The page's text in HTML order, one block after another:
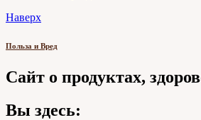
Наверх
Польза и Вред
Сайт о продуктах,
Вы здесь: